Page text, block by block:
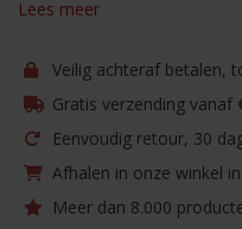
Lees meer
Veilig achteraf betalen,
Gratis verzending vanaf
Eenvoudig retour, 30
Afhalen in onze winkel
Meer dan 8.000